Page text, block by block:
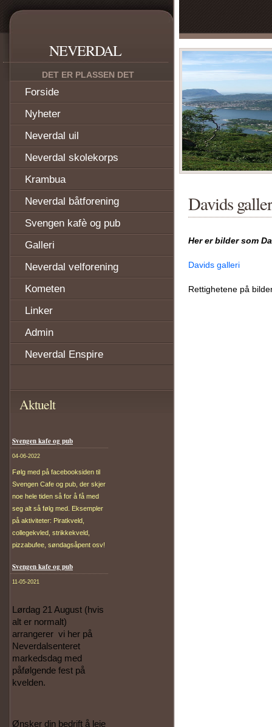
NEVERDAL
DET ER PLASSEN DET
Forside
Nyheter
Neverdal uil
Neverdal skolekorps
Krambua
Neverdal båtforening
Svengen kafè og pub
Galleri
Neverdal velforening
Kometen
Linker
Admin
Neverdal Enspire
Aktuelt
Svengen kafe og pub
04-06-2022
Følg med på facebooksiden til
Svengen Cafe og pub, der skjer
noe hele tiden så for å få med
seg alt så følg med. Eksempler
på aktiviteter: Piratkveld,
collegekvled, strikkekveld,
pizzabufee, søndagsåpent osv!
Svengen kafe og pub
11-05-2021
Lørdag 21 August (hvis
alt er normalt)
arrangerer  vi her på
Neverdalsenteret
markedsdag med
påfølgende fest på
kvelden.
Ønsker din bedrift å leie
Davids
Her er bilder som
Davids galleri
Rettighetene på